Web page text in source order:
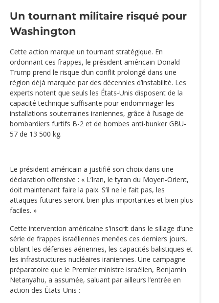
Un tournant militaire risqué pour
Washington
Cette action marque un tournant stratégique. En
ordonnant ces frappes, le président américain Donald
Trump prend le risque d’un conflit prolongé dans une
région déjà marquée par des décennies d’instabilité. Les
experts notent que seuls les États-Unis disposent de la
capacité technique suffisante pour endommager les
installations souterraines iraniennes, grâce à l’usage de
bombardiers furtifs B-2 et de bombes anti-bunker GBU-
57 de 13 500 kg.
Le président américain a justifié son choix dans une
déclaration offensive : « L’Iran, le tyran du Moyen-Orient,
doit maintenant faire la paix. S’il ne le fait pas, les
attaques futures seront bien plus importantes et bien plus
faciles. »
Cette intervention américaine s'inscrit dans le sillage d’une
série de frappes israéliennes menées ces derniers jours,
ciblant les défenses aériennes, les capacités balistiques et
les infrastructures nucléaires iraniennes. Une campagne
préparatoire que le Premier ministre israélien, Benjamin
Netanyahu, a assumée, saluant par ailleurs l’entrée en
action des États-Unis :